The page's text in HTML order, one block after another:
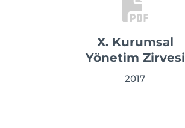
X. Kurumsal
Yönetim Zirvesi
2017